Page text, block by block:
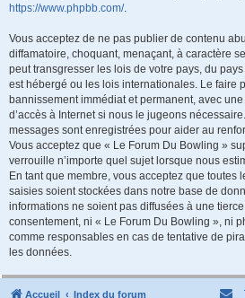
https://www.phpbb.com/.
Vous acceptez de ne pas publier de contenu
diffamatoire, choquant, menaçant, à caractère
peut transgresser les lois de votre pays, du
est hébergé ou les lois internationales. Le faire
bannissement immédiat et permanent, avec
d’accès à Internet si nous le jugeons
messages sont enregistrées pour aider au
Vous acceptez que « Le Forum Du Bowling »
verrouille n’importe quel sujet lorsque nous
En tant que membre, vous acceptez que toutes
saisies soient stockées dans notre base de
informations ne soient pas diffusées à une
consentement, ni « Le Forum Du Bowling », ni
comme responsables en cas de tentative de
les données.
Accueil Index du forum